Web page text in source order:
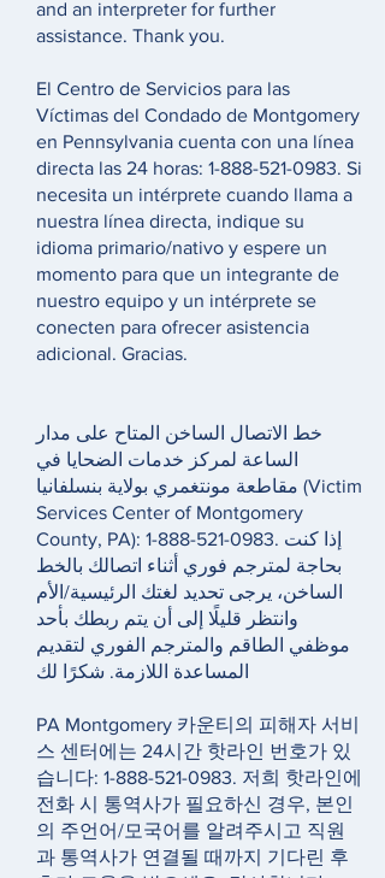
and an interpreter for further
assistance. Thank you.
El Centro de Servicios para las
Víctimas del Condado de Montgomery
en Pennsylvania cuenta con una línea
directa las 24 horas: 1-888-521-0983. Si
necesita un intérprete cuando llama a
nuestra línea directa, indique su
idioma primario/nativo y espere un
momento para que un integrante de
nuestro equipo y un intérprete se
conecten para ofrecer asistencia
adicional. Gracias.
خط الاتصال الساخن المتاح على مدار
الساعة لمركز خدمات الضحايا في
مقاطعة مونتغمري بولاية بنسلفانيا (Victim
Services Center of Montgomery
County, PA): 1-888-521-0983. إذا كنت
بحاجة لمترجم فوري أثناء اتصالك بالخط
الساخن، يرجى تحديد لغتك الرئيسية/الأم
وانتظر قليلًا إلى أن يتم ربطك بأحد
موظفي الطاقم والمترجم الفوري لتقديم
المساعدة اللازمة. شكرًا لك
PA Montgomery 카운티의 피해자 서비
스 센터에는 24시간 핫라인 번호가 있
습니다: 1-888-521-0983. 저희 핫라인에
전화 시 통역사가 필요하신 경우, 본인
의 주언어/모국어를 알려주시고 직원
과 통역사가 연결될 때까지 기다린 후